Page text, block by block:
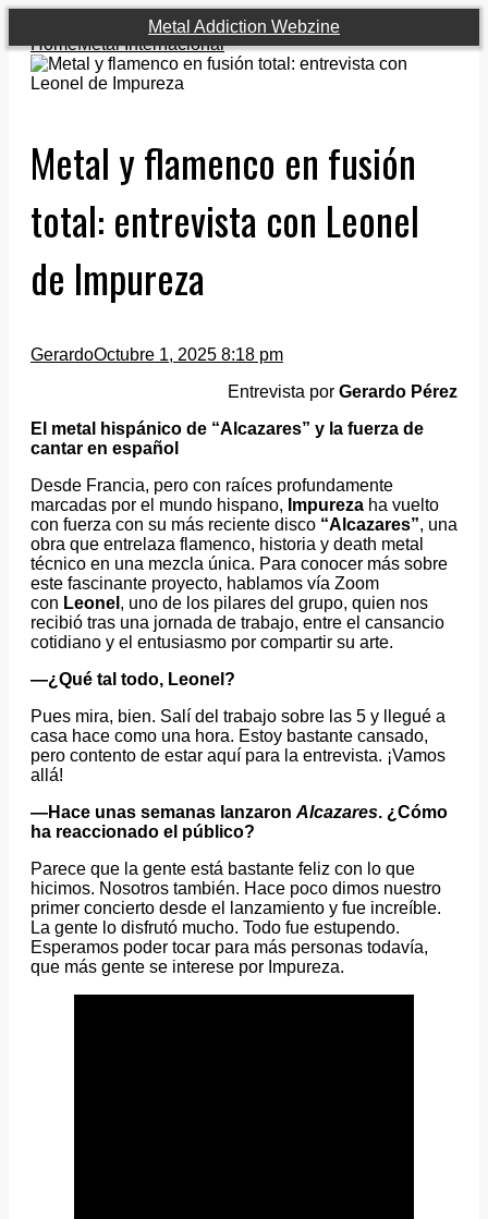
Metal Addiction Webzine
HomeMetal Internacional
Metal y flamenco en fusión
total: entrevista con Leonel
de Impureza
GerardoOctubre 1, 2025 8:18 pm
Entrevista por Gerardo Pérez
El metal hispánico de “Alcazares” y la fuerza de
cantar en español
Desde Francia, pero con raíces profundamente
marcadas por el mundo hispano, Impureza ha vuelto
con fuerza con su más reciente disco “Alcazares”, una
obra que entrelaza flamenco, historia y death metal
técnico en una mezcla única. Para conocer más sobre
este fascinante proyecto, hablamos vía Zoom
con Leonel , uno de los pilares del grupo, quien nos
recibió tras una jornada de trabajo, entre el cansancio
cotidiano y el entusiasmo por compartir su arte.
—¿Qué tal todo, Leonel?
Pues mira, bien. Salí del trabajo sobre las 5 y llegué a
casa hace como una hora. Estoy bastante cansado,
pero contento de estar aquí para la entrevista. ¡Vamos
allá!
—Hace unas semanas lanzaron Alcazares. ¿Cómo
ha reaccionado el público?
Parece que la gente está bastante feliz con lo que
hicimos. Nosotros también. Hace poco dimos nuestro
primer concierto desde el lanzamiento y fue increíble.
La gente lo disfrutó mucho. Todo fue estupendo.
Esperamos poder tocar para más personas todavía,
que más gente se interese por Impureza.